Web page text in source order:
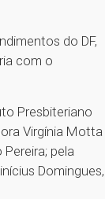
do DF,
com o
Presbiteriano
Virgínia Motta
pela
Domingues,